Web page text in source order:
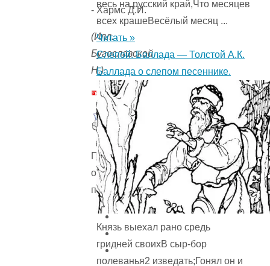
(Илл.
Бугославской
Н.)
Пожалуйста,
оцените
произведение
весь на русский край,Что месяцев
всех крашеВесёлый месяц ...
Читать »
Слепой. Баллада — Толстой А.К.
Баллада о слепом песеннике.
Князь выехал рано средь
гридней своихВ сыр-бор
полеванья2 изведать;Гонял он и